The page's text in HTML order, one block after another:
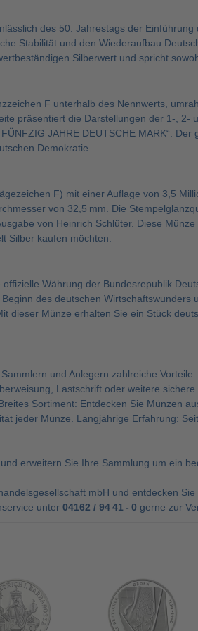
des 50. Jahrestags der
Stabilität und den Wiederaufbau
Silberwert und spricht
F unterhalb des Nennwerts,
präsentiert die Darstellungen der 1-,
JAHRE DEUTSCHE MARK“.
Demokratie.
F) mit einer Auflage von 3,5
von 32,5 mm. Die
von Heinrich Schlüter. Diese
Silber kaufen möchten.
Währung der Bundesrepublik
des deutschen Wirtschaftswunders
dieser Münze erhalten Sie ein Stück
und Anlegern zahlreiche Vorteile:
Lastschrift oder weitere
Sortiment: Entdecken Sie Münzen
jeder Münze. Langjährige Erfahrung:
erweitern Sie Ihre Sammlung um ein
mbH und entdecken
unter 04162 / 94 41 - 0 gerne zur